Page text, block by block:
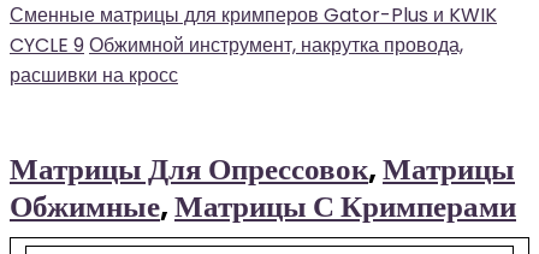
Сменные матрицы для кримперов Gator-Plus и KWIK
CYCLE 9Обжимной инструмент, накрутка провода,
расшивки на кросс
Матрицы Для Опрессовок,Матрицы
Обжимные,Матрицы С Кримперами